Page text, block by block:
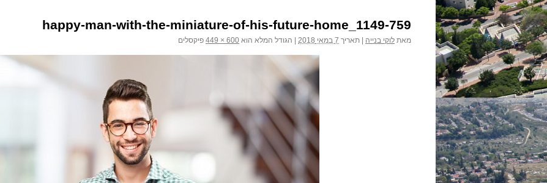
happy-man-with-the-miniature-of-his-future-home_1149-759
מאת לוקי בנייה תאריך 7 במאי 2018 הגודל המלא הוא 600 × 449 פיקסלים